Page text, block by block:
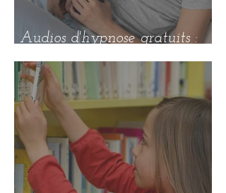
Audios d'hypnose gratuits :